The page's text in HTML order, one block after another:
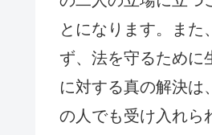
とになります。また
ず、法を守るために
に対する真の解決は
の人でも受け入れら